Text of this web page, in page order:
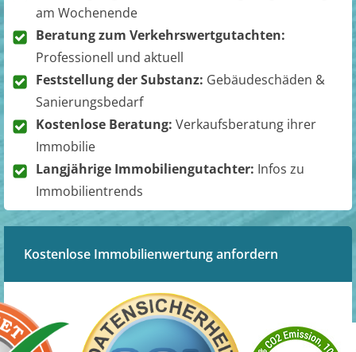
am Wochenende
Beratung zum Verkehrswertgutachten:
Professionell und aktuell
Feststellung der Substanz: Gebäudeschäden &
Sanierungsbedarf
Kostenlose Beratung: Verkaufsberatung ihrer
Immobilie
Langjährige Immobiliengutachter: Infos zu
Immobilientrends
Kostenlose Immobilienwertung anfordern